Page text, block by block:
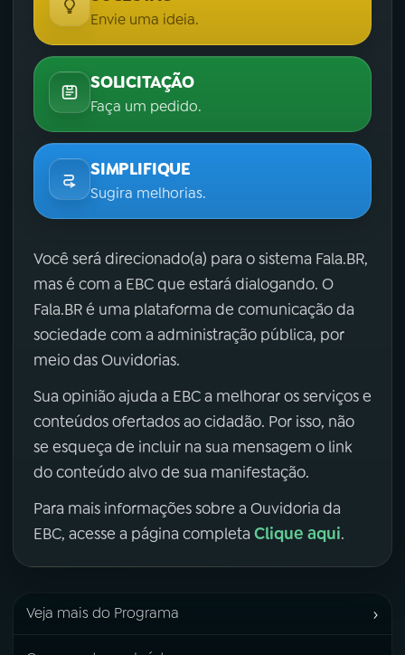
Envie uma ideia.
SOLICITAÇÃO
Faça um pedido.
SIMPLIFIQUE
Sugira melhorias.
Você será direcionado(a) para o sistema Fala.BR,
mas é com a EBC que estará dialogando. O
Fala.BR é uma plataforma de comunicação da
sociedade com a administração pública, por
meio das Ouvidorias.
Sua opinião ajuda a EBC a melhorar os serviços e
conteúdos ofertados ao cidadão. Por isso, não
se esqueça de incluir na sua mensagem o link
do conteúdo alvo de sua manifestação.
Para mais informações sobre a Ouvidoria da
EBC, acesse a página completa Clique aqui.
Veja mais do Programa ›